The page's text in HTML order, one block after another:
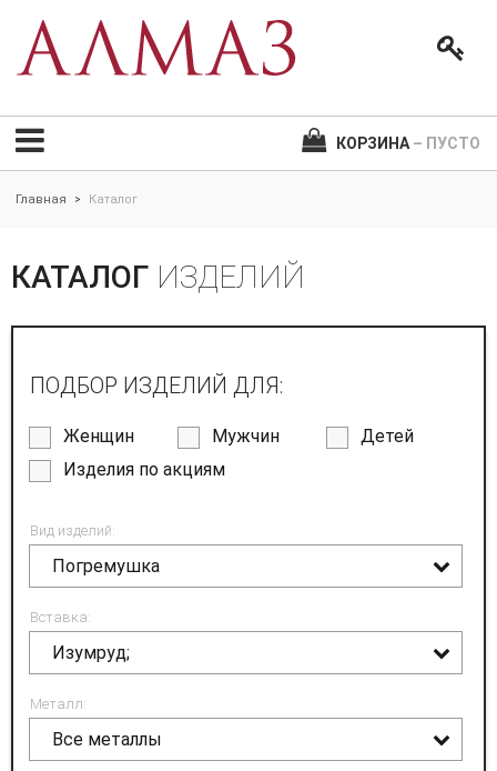
КОРЗИНА – ПУСТО
Главная > Каталог
КАТАЛОГ ИЗДЕЛИЙ
ПОДБОР ИЗДЕЛИЙ ДЛЯ:
Женщин Мужчин
Детей
Изделия по акциям
Вид изделий:
Погремушка
Вставка:
Изумруд;
Металл:
Все металлы